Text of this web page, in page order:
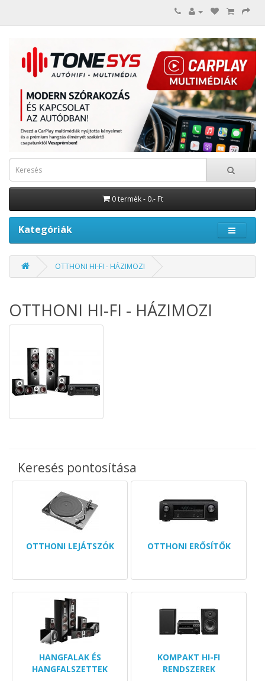
0 termék - 0.- Ft
Kategóriák
OTTHONI HI-FI - HÁZIMOZI
OTTHONI HI-FI - HÁZIMOZI
Keresés pontosítása
OTTHONI LEJÁTSZÓK OTTHONI ERŐSÍTŐK
HANGFALAK ÉS
HANGFALSZETTEK
KOMPAKT HI-FI
RENDSZEREK